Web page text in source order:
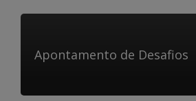
Apontamento de Desafios